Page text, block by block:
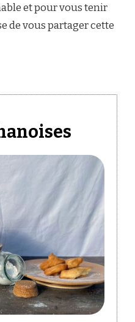
et pour vous tenir
de vous partager cette